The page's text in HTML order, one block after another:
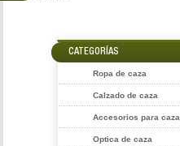
CATEGORÍAS
Ropa de caza
Calzado de caza
Accesorios para caza
Optica de caza